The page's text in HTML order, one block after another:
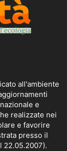
all'ambiente
e
realizzate nei
e favorire
presso il
22.05.2007).